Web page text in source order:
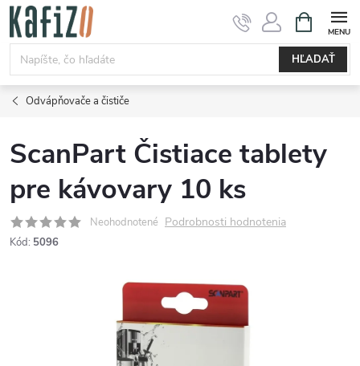
Prejsť
obsah
HĽADAŤ
KOŠÍK
Odvápňovače a čističe
ScanPart Čistiace tablety
pre kávovary 10 ks
Neohodnotené Podrobnosti hodnotenia
Kód: 5096